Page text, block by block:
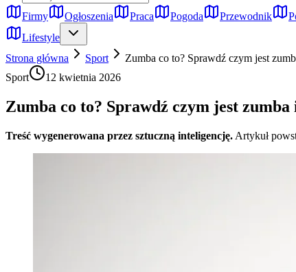
Firmy Ogłoszenia Praca Pogoda Przewodnik
Lifestyle
Strona główna
Sport
Zumba co to? Sprawdź czym jest
Sport
12 kwietnia 2026
Zumba co to? Sprawdź czym jest
Treść wygenerowana przez sztuczną inteligencję. Artykuł